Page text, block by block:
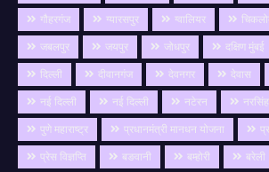
गौहरगंज
ग्यारसपुर ग्वालियर
जबलपुर
जयपुर जोधपुर दक्षिण मुंबई
दिल्ली
दीवानगंज देवनगर देवास
नई दिल्ली
नई दिल्ली नटेरन
पुणे महाराष्ट्र
प्रधानमंत्री मानधन योजना
प्रेस विज्ञप्ति
बङवानी बम्होरी बरेली